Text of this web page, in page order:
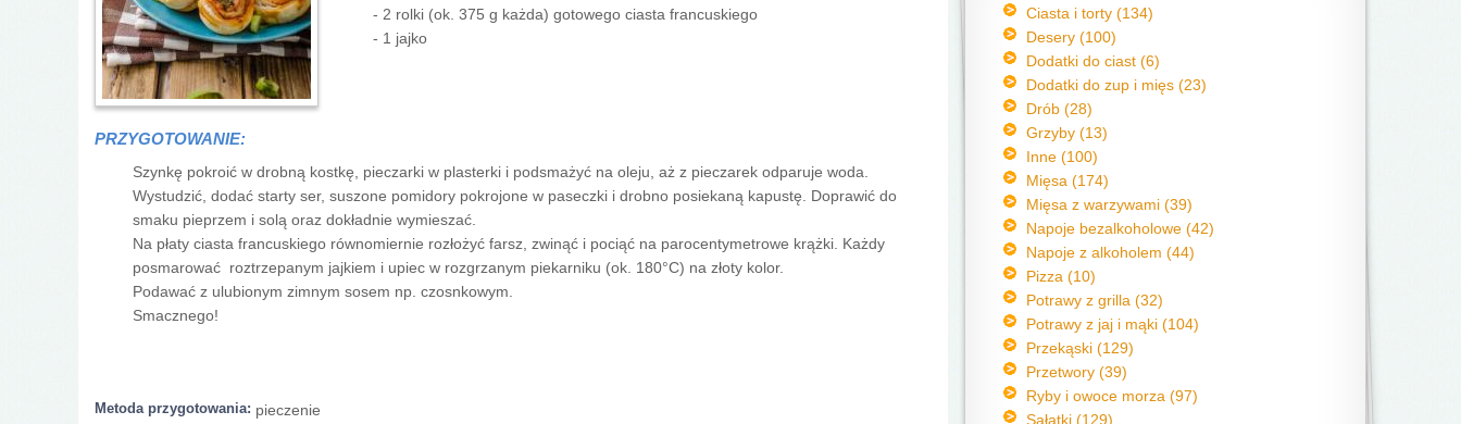
- 2 rolki (ok. 375 g każda) gotowego ciasta francuskiego
- 1 jajko
PRZYGOTOWANIE:
Szynkę pokroić w drobną kostkę, pieczarki w plasterki i podsmażyć na oleju, aż z pieczarek odparuje woda.
Wystudzić, dodać starty ser, suszone pomidory pokrojone w paseczki i drobno posiekaną kapustę. Doprawić do
smaku pieprzem i solą oraz dokładnie wymieszać.
Na płaty ciasta francuskiego równomiernie rozłożyć farsz, zwinąć i pociąć na parocentymetrowe krążki. Każdy
posmarować roztrzepanym jajkiem i upiec w rozgrzanym piekarniku (ok. 180°C) na złoty kolor.
Podawać z ulubionym zimnym sosem np. czosnkowym.
Smacznego!
Metoda przygotowania: pieczenie
Ciasta i torty (134)
Desery (100)
Dodatki do ciast (6)
Dodatki do zup i mięs (23)
Drób (28)
Grzyby (13)
Inne (100)
Mięsa (174)
Mięsa z warzywami (39)
Napoje bezalkoholowe (42)
Napoje z alkoholem (44)
Pizza (10)
Potrawy z grilla (32)
Potrawy z jaj i mąki (104)
Przekąski (129)
Przetwory (39)
Ryby i owoce morza (97)
Sałatki (129)